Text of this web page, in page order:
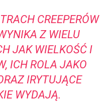
CREEPERÓW
Z WIELU
JAK WIELKOŚĆ I
ICH ROLA JAKO
IRYTUJĄCE
WYDAJĄ.